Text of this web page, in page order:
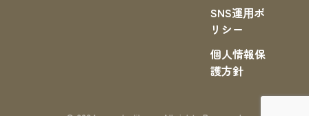
SNS運⽤ポ
リシー
個人情報保
護方針